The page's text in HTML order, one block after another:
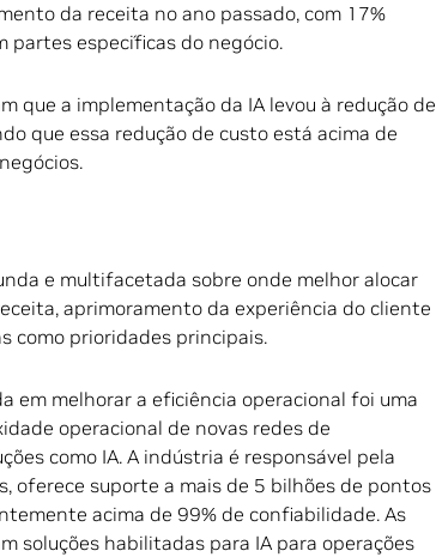
da receita no ano passado, com 17%
partes específicas do negócio.
que a implementação da IA levou à redução de
que essa redução de custo está acima de
e multifacetada sobre onde melhor alocar
aprimoramento da experiência do cliente
como prioridades principais.
em melhorar a eficiência operacional foi uma
operacional de novas redes de
como IA. A indústria é responsável pela
oferece suporte a mais de 5 bilhões de pontos
acima de 99% de confiabilidade. As
soluções habilitadas para IA para operações